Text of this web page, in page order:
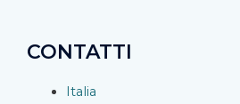
CONTATTI
Italia